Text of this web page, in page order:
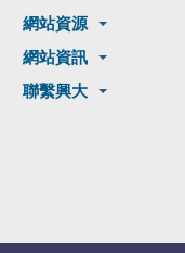
網站資源
網站資訊
聯繫興大